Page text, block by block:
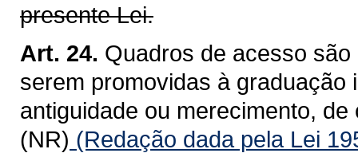
presente Lei.
Art. 24. Quadros de acesso
serem promovidas à graduação
antiguidade ou merecimento,
(NR) (Redação dada pela Lei